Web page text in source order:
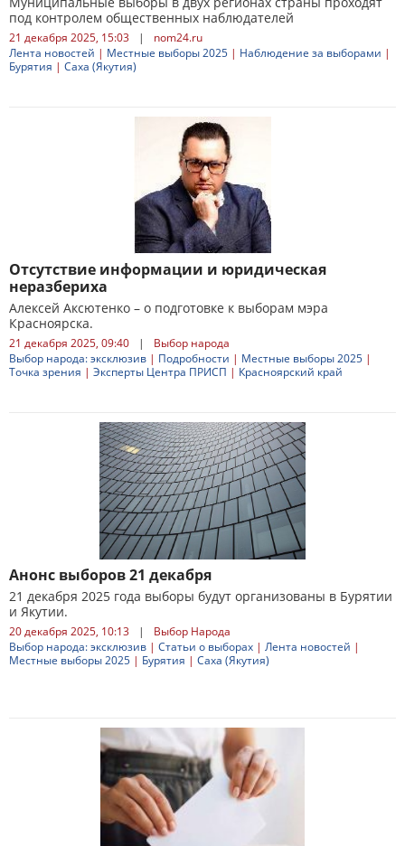
под контролем общественных наблюдателей
21 декабря 2025, 15:03 |
nom24.ru
Лента новостей | Местные выборы 2025 | Наблюдение за выборами |
Бурятия | Саха (Якутия)
Отсутствие информации и юридическая
неразбериха
Алексей Аксютенко – о подготовке к выборам мэра
Красноярска.
21 декабря 2025, 09:40 |
Выбор народа
Выбор народа: эксклюзив | Подробности | Местные выборы 2025 |
Точка зрения | Эксперты Центра ПРИСП | Красноярский край
Анонс выборов 21 декабря
21 декабря 2025 года выборы будут организованы в Бурятии
и Якутии.
20 декабря 2025, 10:13 |
Выбор Народа
Выбор народа: эксклюзив | Статьи о выборах | Лента новостей |
Местные выборы 2025 | Бурятия | Саха (Якутия)